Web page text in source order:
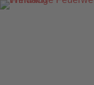
Zum